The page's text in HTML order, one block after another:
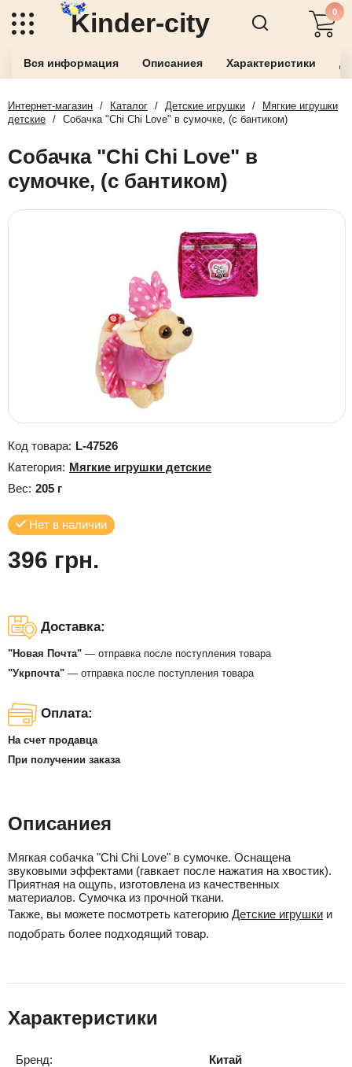
Kinder-city 0
Вся информация Описаниея Характеристики
Интернет-магазин / Каталог / Детские игрушки /
Мягкие игрушки
детские / Собачка "Chi Chi Love" в сумочке, (с бантиком)
Собачка "Chi Chi Love" в
сумочке, (с бантиком)
Код товара: L-47526
Категория: Мягкие игрушки детские
Вес: 205 г
Нет в наличии
396 грн.
Доставка:
"Новая Почта" — отправка после поступления товара
"Укрпочта" — отправка после поступления товара
Оплата:
На счет продавца
При получении заказа
Описаниея
Мягкая собачка "Chi Chi Love" в сумочке. Оснащена
звуковыми эффектами (гавкает после нажатия на хвостик).
Приятная на ощупь, изготовлена из качественных
материалов. Сумочка из прочной ткани.
Также, вы можете посмотреть категорию Детские игрушки и
подобрать более подходящий товар.
Характеристики
Бренд: Китай